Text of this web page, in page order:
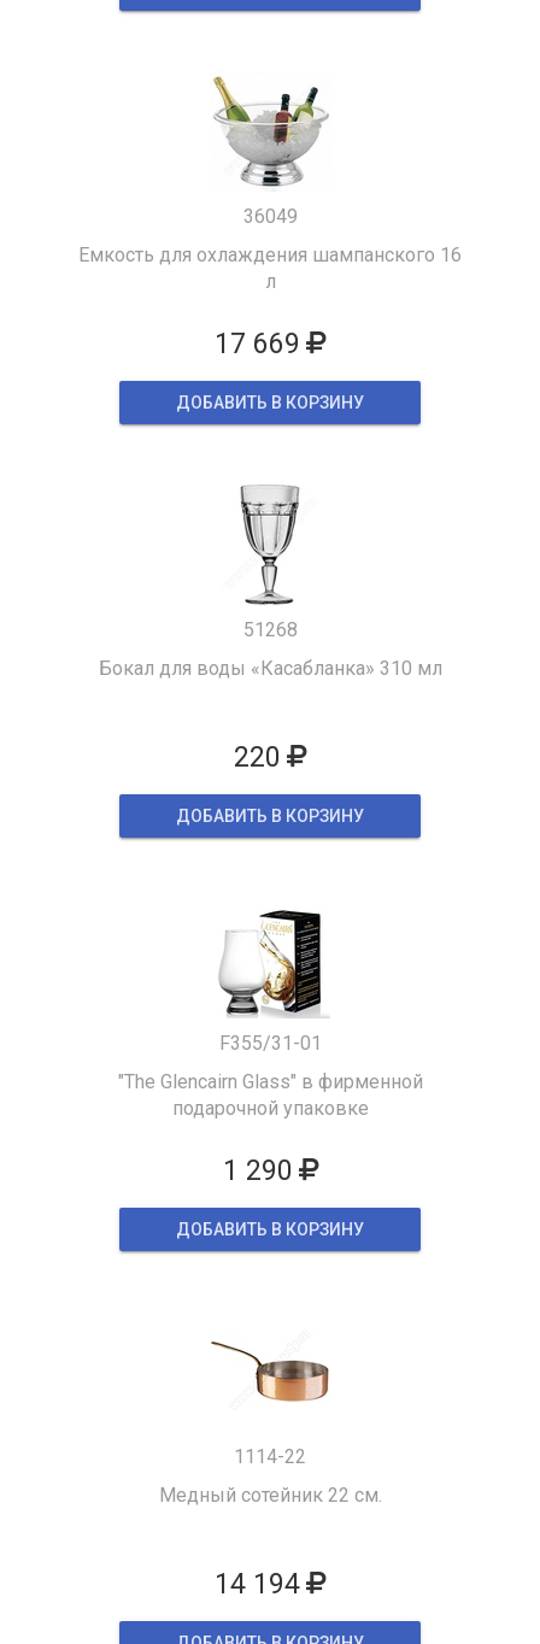
36049
Емкость для охлаждения шампанского 16
л
17 669
ДОБАВИТЬ В КОРЗИНУ
51268
Бокал для воды «Касабланка» 310 мл
220
ДОБАВИТЬ В КОРЗИНУ
F355/31-01
"The Glencairn Glass" в фирменной
подарочной упаковке
1 290
ДОБАВИТЬ В КОРЗИНУ
1114-22
Медный сотейник 22 см.
14 194